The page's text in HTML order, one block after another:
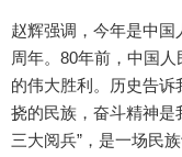
赵辉强调，今年是中
周年。80年前，中国
的伟大胜利。历史告
挠的民族，奋斗精神是
三大阅兵”，是一场民